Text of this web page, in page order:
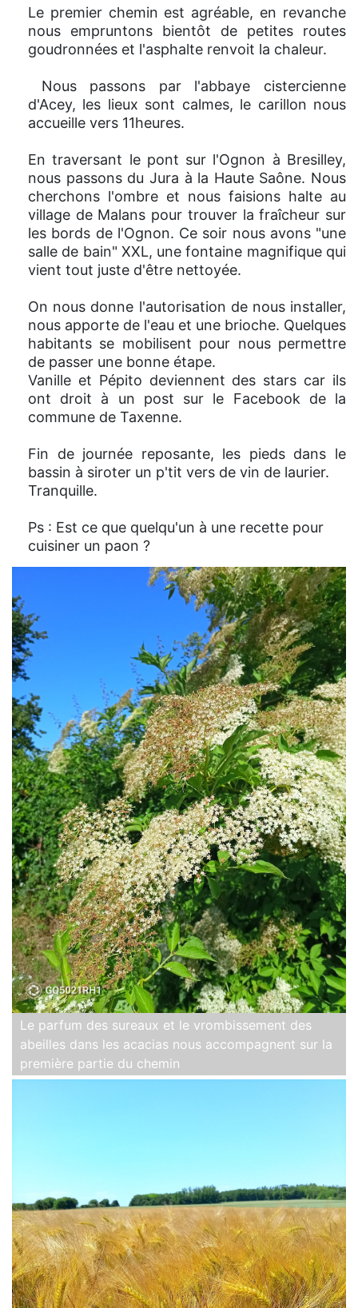
Le premier chemin est agréable, en revanche
nous empruntons bientôt de petites routes
goudronnées et l'asphalte renvoit la chaleur.
Nous passons par l'abbaye cistercienne
d'Acey, les lieux sont calmes, le carillon nous
accueille vers 11heures.
En traversant le pont sur l'Ognon à Bresilley,
nous passons du Jura à la Haute Saône. Nous
cherchons l'ombre et nous faisions halte au
village de Malans pour trouver la fraîcheur sur
les bords de l'Ognon. Ce soir nous avons "une
salle de bain" XXL, une fontaine magnifique qui
vient tout juste d'être nettoyée.
On nous donne l'autorisation de nous installer,
nous apporte de l'eau et une brioche. Quelques
habitants se mobilisent pour nous permettre
de passer une bonne étape.
Vanille et Pépito deviennent des stars car ils
ont droit à un post sur le Facebook de la
commune de Taxenne.
Fin de journée reposante, les pieds dans le
bassin à siroter un p'tit vers de vin de laurier.
Tranquille.
Ps : Est ce que quelqu'un à une recette pour
cuisiner un paon ?
Le parfum des sureaux et le vrombissement des
abeilles dans les acacias nous accompagnent sur la
première partie du chemin